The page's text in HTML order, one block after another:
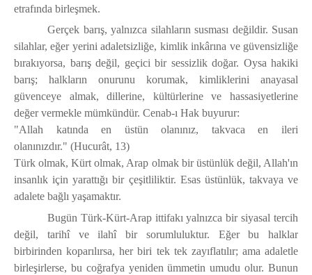
etrafında birleşmek.
Gerçek barış, yalnızca silahların susması değildir. Susan
silahlar, eğer yerini adaletsizliğe, kimlik inkârına ve güvensizliğe
bırakıyorsa, barış değil, geçici bir sessizlik doğar. Oysa hakiki
barış; halkların onurunu korumak, kimliklerini anayasal
güvenceye almak, dillerine, kültürlerine ve hassasiyetlerine
değer vermekle mümkündür. Cenab-ı Hak buyurur:
"Allah katında en üstün olanınız, takvaca en ileri
olanınızdır." (Hucurât, 13)
Türk olmak, Kürt olmak, Arap olmak bir üstünlük değil, Allah'ın
insanlık için yarattığı bir çeşitliliktir. Esas üstünlük, takvaya ve
adalete bağlı yaşamaktır.
Bugün Türk-Kürt-Arap ittifakı yalnızca bir siyasal tercih
değil, tarihî ve ilahî bir sorumluluktur. Eğer bu halklar
birbirinden koparılırsa, her biri tek tek zayıflatılır; ama adaletle
birleşirlerse, bu coğrafya yeniden ümmetin umudu olur. Bunun